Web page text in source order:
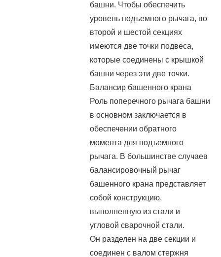
башни. Чтобы обеспечить
уровень подъемного рычага, во
второй и шестой секциях
имеются две точки подвеса,
которые соединены с крышкой
башни через эти две точки.
Балансир башенного крана
Роль поперечного рычага башни
в основном заключается в
обеспечении обратного
момента для подъемного
рычага. В большинстве случаев
балансировочный рычаг
башенного крана представляет
собой конструкцию,
выполненную из стали и
угловой сварочной стали.
Он разделен на две секции и
соединен с валом стержня